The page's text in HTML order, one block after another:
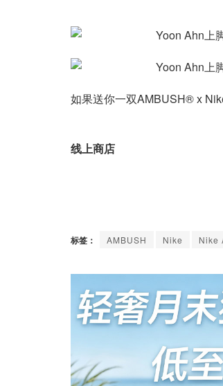
如果送你一双AMBUSH® x
线上商店
标签： AMBUSH Nike Nike